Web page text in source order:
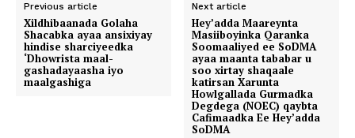
Previous article
Xildhibaanada Golaha
Shacabka ayaa ansixiyay
hindise sharciyeedka
‘Dhowrista maal-
gashadayaasha iyo
maalgashiga
Next article
Hey’adda Maareynta
Masiiboyinka Qaranka
Soomaaliyed ee SoDMA
ayaa maanta tababar u
soo xirtay shaqaale
katirsan Xarunta
Howlgallada Gurmadka
Degdega (NOEC) qaybta
Cafimaadka Ee Hey’adda
SoDMA